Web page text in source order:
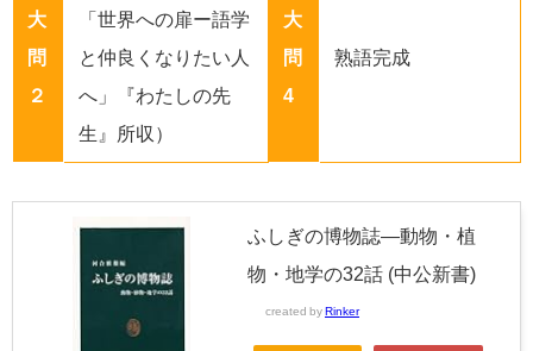
大
問
２
「世界への扉ー語学
と仲良くなりたい人
へ」『わたしの先
生』所収）
大
問
4
熟語完成
ふしぎの博物誌―動物・植
物・地学の32話 (中公新書)
created by Rinker